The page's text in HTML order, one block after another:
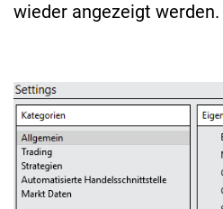
wieder angezeigt werden.